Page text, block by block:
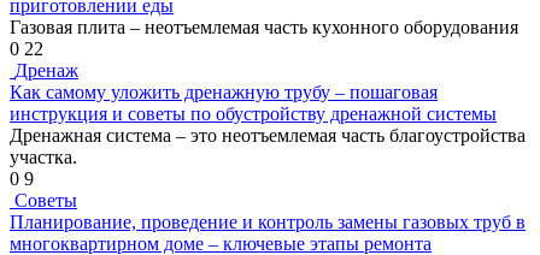
приготовлении еды
Газовая плита – неотъемлемая часть кухонного оборудования
0 22
Дренаж
Как самому уложить дренажную трубу – пошаговая
инструкция и советы по обустройству дренажной системы
Дренажная система – это неотъемлемая часть благоустройства
участка.
0 9
Советы
Планирование, проведение и контроль замены газовых труб в
многоквартирном доме – ключевые этапы ремонта